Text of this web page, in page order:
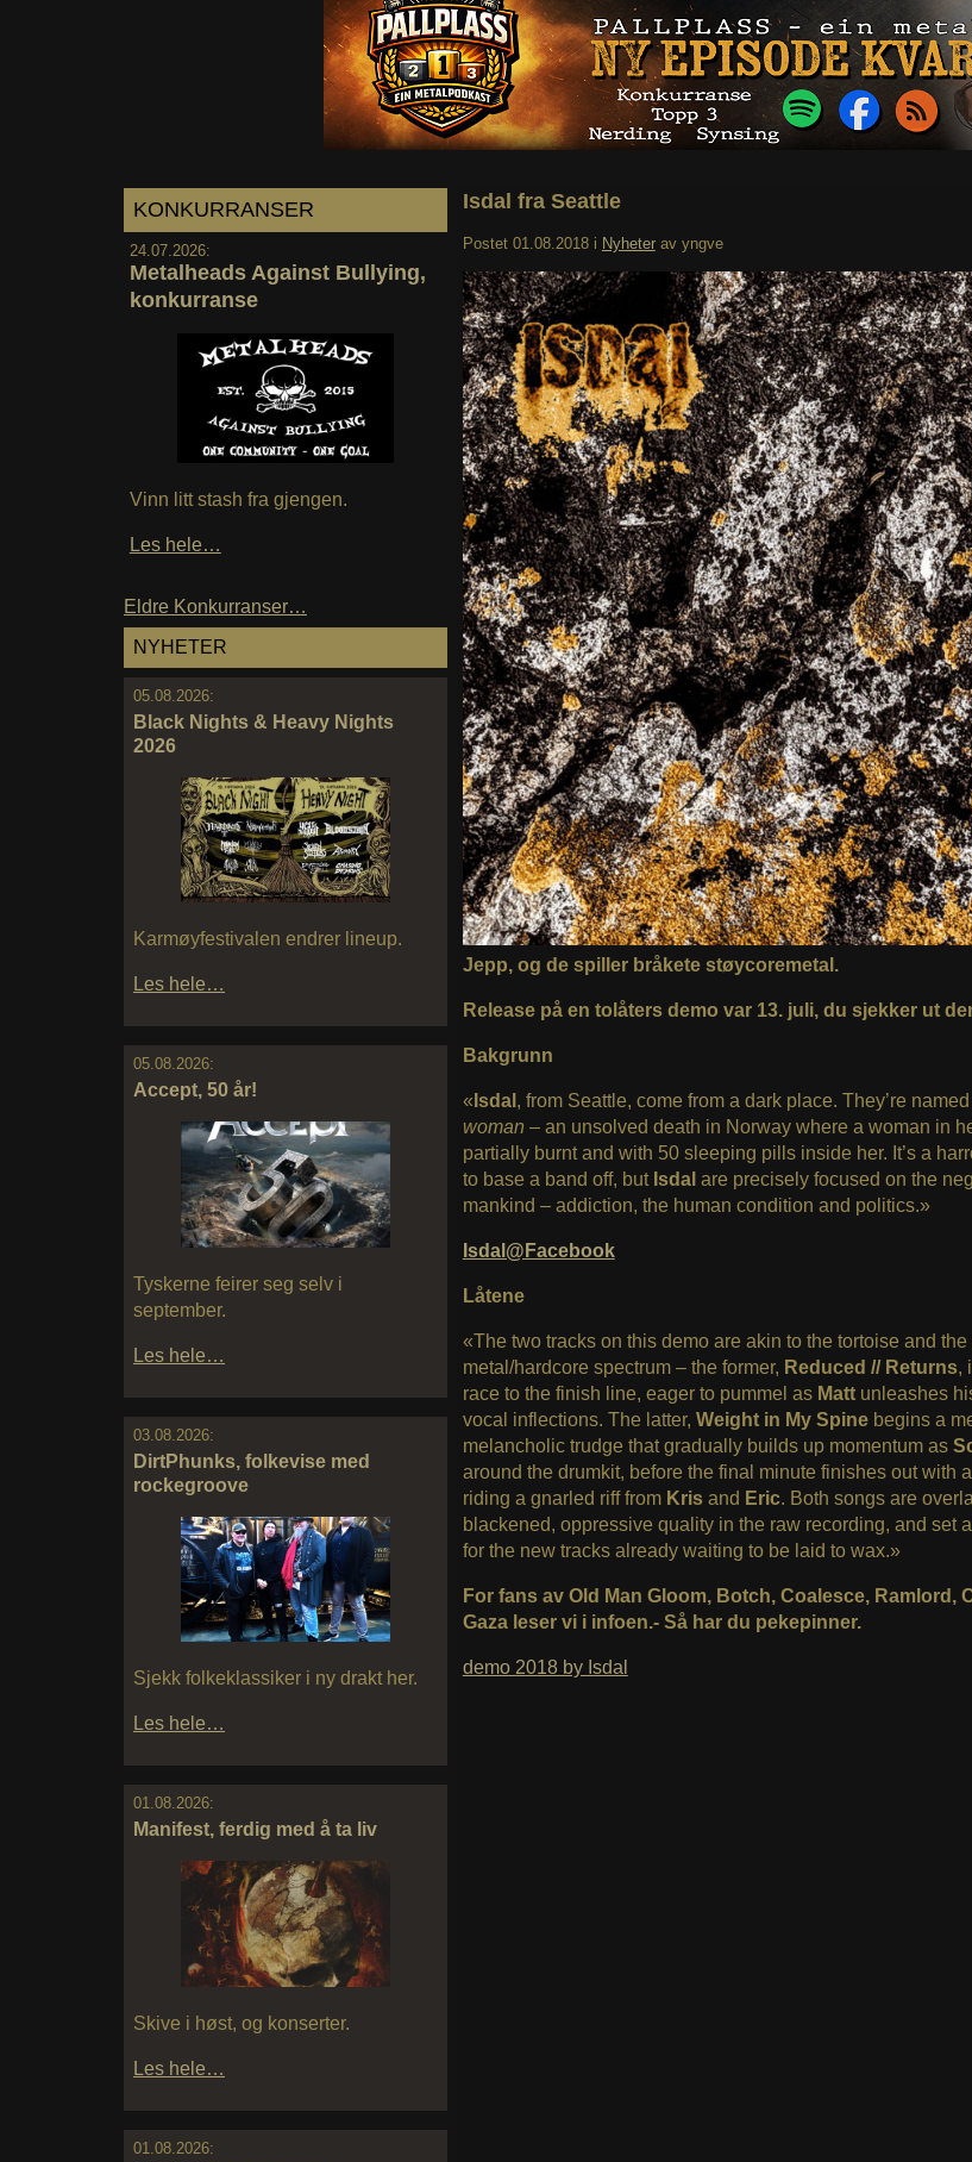
KONKURRANSER
24.07.2026:
Metalheads Against Bullying,
konkurranse
Vinn litt stash fra gjengen.
Les hele…
Eldre Konkurranser…
NYHETER
05.08.2026:
Black Nights & Heavy Nights
2026
Karmøyfestivalen endrer lineup.
Les hele…
05.08.2026:
Accept, 50 år!
Tyskerne feirer seg selv i
september.
Les hele…
03.08.2026:
DirtPhunks, folkevise med
rockegroove
Sjekk folkeklassiker i ny drakt her.
Les hele…
01.08.2026:
Manifest, ferdig med å ta liv
Skive i høst, og konserter.
Les hele…
01.08.2026:
Isdal fra Seattle
Postet 01.08.2018 i Nyheter av yngve
Jepp, og de spiller bråkete støycoremetal.
Release på en tolåters demo var 13. juli, du sjekker ut
Bakgrunn
« Isdal , from Seattle, come from a dark place. They’re
woman – an unsolved death in Norway where a woman in
partially burnt and with 50 sleeping pills inside her. It’s a
to base a band off, but Isdal are precisely focused on the
mankind – addiction, the human condition and politics.»
Isdal@Facebook
Låtene
«The two tracks on this demo are akin to the tortoise and the
metal/hardcore spectrum – the former, Reduced // Returns,
race to the finish line, eager to pummel as Mattunleashes
vocal inflections. The latter, Weight in My Spine begins a
melancholic trudge that gradually builds up momentum as
around the drumkit, before the final minute finishes out with
riding a gnarled riff from Kris and Eric. Both songs are
blackened, oppressive quality in the raw recording, and set
for the new tracks already waiting to be laid to wax.»
For fans av Old Man Gloom, Botch, Coalesce, Ramlord,
Gaza leser vi i infoen.- Så har du pekepinner.
demo 2018 by Isdal